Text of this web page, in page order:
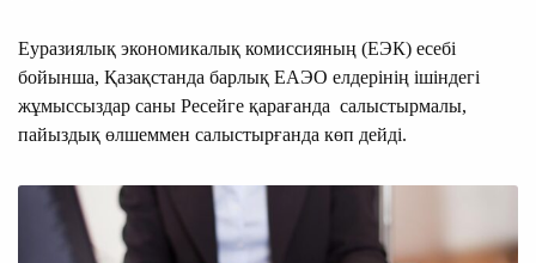
Еуразиялық экономикалық комиссияның (ЕЭК) есебі
бойынша, Қазақстанда барлық ЕАЭО елдерінің ішіндегі
жұмыссыздар саны Ресейге қарағанда салыстырмалы,
пайыздық өлшеммен салыстырғанда көп дейді.